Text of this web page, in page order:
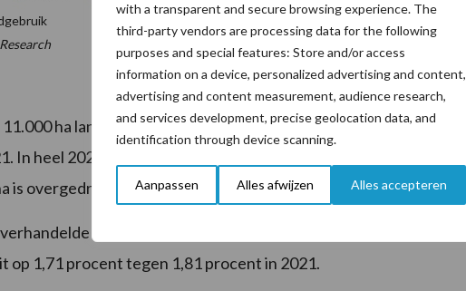
with a transparent and secure browsing experience. The
third-party vendors are processing data for the following
purposes and special features: Store and/or access
information on a device, personalized advertising and content,
advertising and content measurement, audience research,
and services development, precise geolocation data, and
identification through device scanning.
Aanpassen Alles afwijzen Alles accepteren
ha landbouwgrond verhandeld, 1.400 ha, 15 procent, meer
In heel 2022 is 30.800 ha grond verhandeld. Dat is zes procent
is overgedragen.
oppervlakte afgezet tegen het totaal areaal
op 1,71 procent tegen 1,81 procent in 2021.